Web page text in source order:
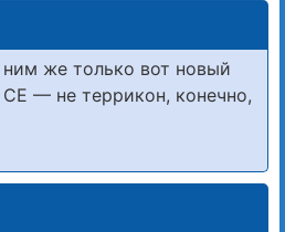
же только вот новый
СЕ — не террикон, конечно,